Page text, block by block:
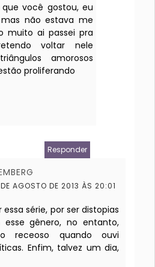
você gostou, eu
não estava me
muito ai passei pra
voltar nele
amorosos
proliferando
Responder
AGOSTO DE 2013 ÀS 20:01
essa série, por ser distopias
gênero, no entanto,
receoso quando ouvi
Enfim, talvez um dia,